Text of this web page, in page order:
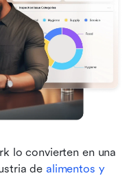
lo convierten en una
de alimentos y